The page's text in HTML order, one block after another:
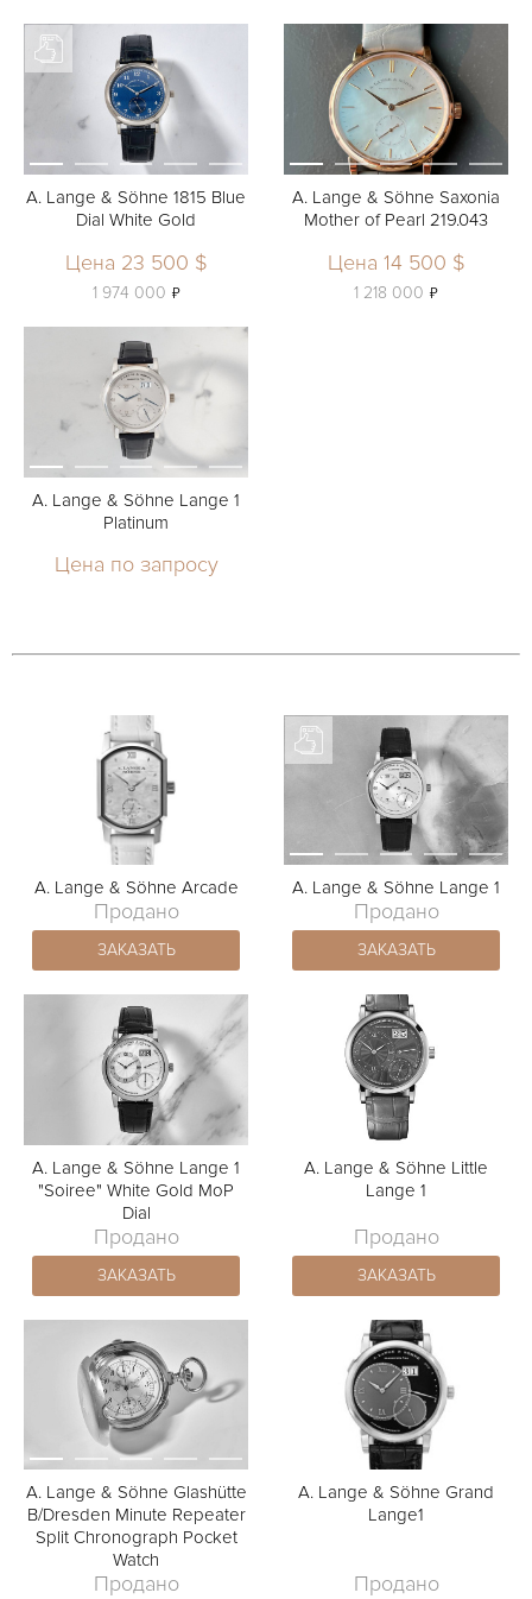
A. Lange & Söhne 1815 Blue
Dial White Gold
Цена 23 500 $
1 974 000 ь
A. Lange & Söhne Saxonia
Mother of Pearl 219.043
Цена 14 500 $
1 218 000 ь
A. Lange & Söhne Lange 1
Platinum
Цена по запросу
A. Lange & Söhne Arcade
Продано
ЗАКАЗАТЬ
A. Lange & Söhne Lange 1
Продано
ЗАКАЗАТЬ
A. Lange & Söhne Lange 1
"Soiree" White Gold MoP
Dial
Продано
ЗАКАЗАТЬ
A. Lange & Söhne Little
Lange 1
Продано
ЗАКАЗАТЬ
A. Lange & Söhne Glashütte
B/Dresden Minute Repeater
Split Chronograph Pocket
Watch
Продано
A. Lange & Söhne Grand
Lange1
Продано